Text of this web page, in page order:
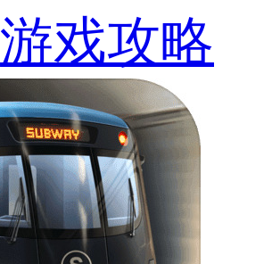
游戏攻略